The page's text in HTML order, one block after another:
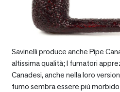
Savinelli produce anche Pipe
altissima qualità; I fumatori
Canadesi, anche nella loro
fumo sembra essere più